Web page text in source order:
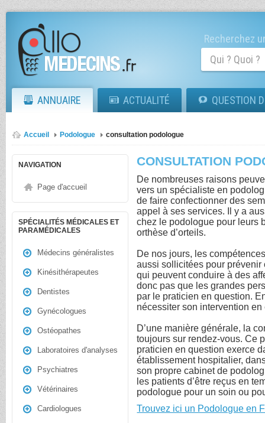
Recherchez
ANNUAIRE ACTUALITÉ QUESTION
Accueil Podologue consultation podologue
NAVIGATION
Page d'accueil
SPÉCIALITÉS MÉDICALES ET
PARAMÉDICALES
Médecins généralistes
Kinésithérapeutes
Dentistes
Gynécologues
Ostéopathes
Laboratoires d'analyses
Psychiatres
Vétérinaires
Cardiologues
CONSULTATION
De nombreuses raisons
vers un spécialiste en
de faire confectionner des
appel à ses services. Il y a
chez le podologue pour leurs
orthèse d’orteils.
De nos jours, les
aussi sollicitées pour
qui peuvent conduire à des
donc pas que les grandes
par le praticien en question.
nécessiter son intervention
D’une manière générale, la
toujours sur rendez-vous. Ce
praticien en question exerce
établissement hospitalier,
son propre cabinet de
les patients d’être reçus en
podologue pour un soin ou
Trouvez ici un Podologue en